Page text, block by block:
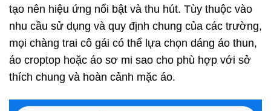
tạo nên hiệu ứng nổi bật và thu hút. Tùy thuộc vào
nhu cầu sử dụng và quy định chung của các trường,
mọi chàng trai cô gái có thể lựa chọn dáng áo thun,
áo croptop hoặc áo sơ mi sao cho phù hợp với sở
thích chung và hoàn cảnh mặc áo.